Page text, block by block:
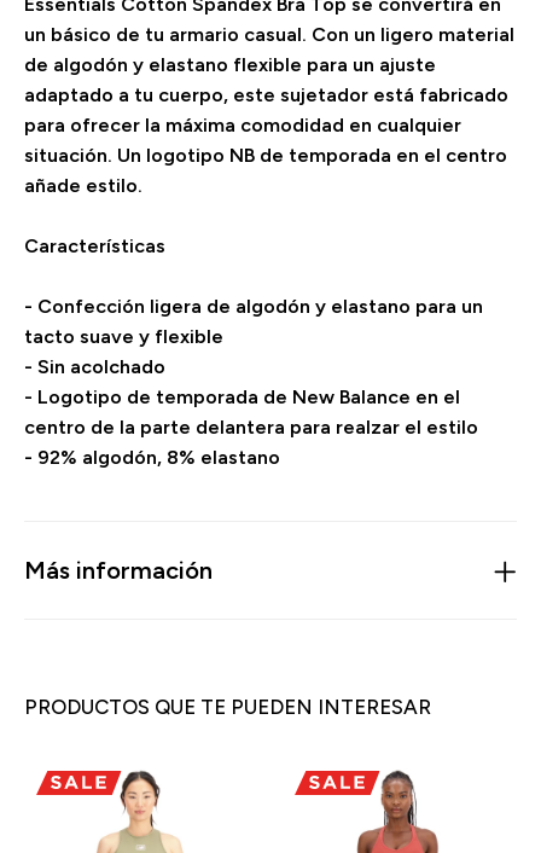
un básico de tu armario casual. Con un ligero material
de algodón y elastano flexible para un ajuste
adaptado a tu cuerpo, este sujetador está fabricado
para ofrecer la máxima comodidad en cualquier
situación. Un logotipo NB de temporada en el centro
añade estilo.
Características
- Confección ligera de algodón y elastano para un
tacto suave y flexible
- Sin acolchado
- Logotipo de temporada de New Balance en el
centro de la parte delantera para realzar el estilo
- 92% algodón, 8% elastano
Más información
PRODUCTOS QUE TE PUEDEN INTERESAR